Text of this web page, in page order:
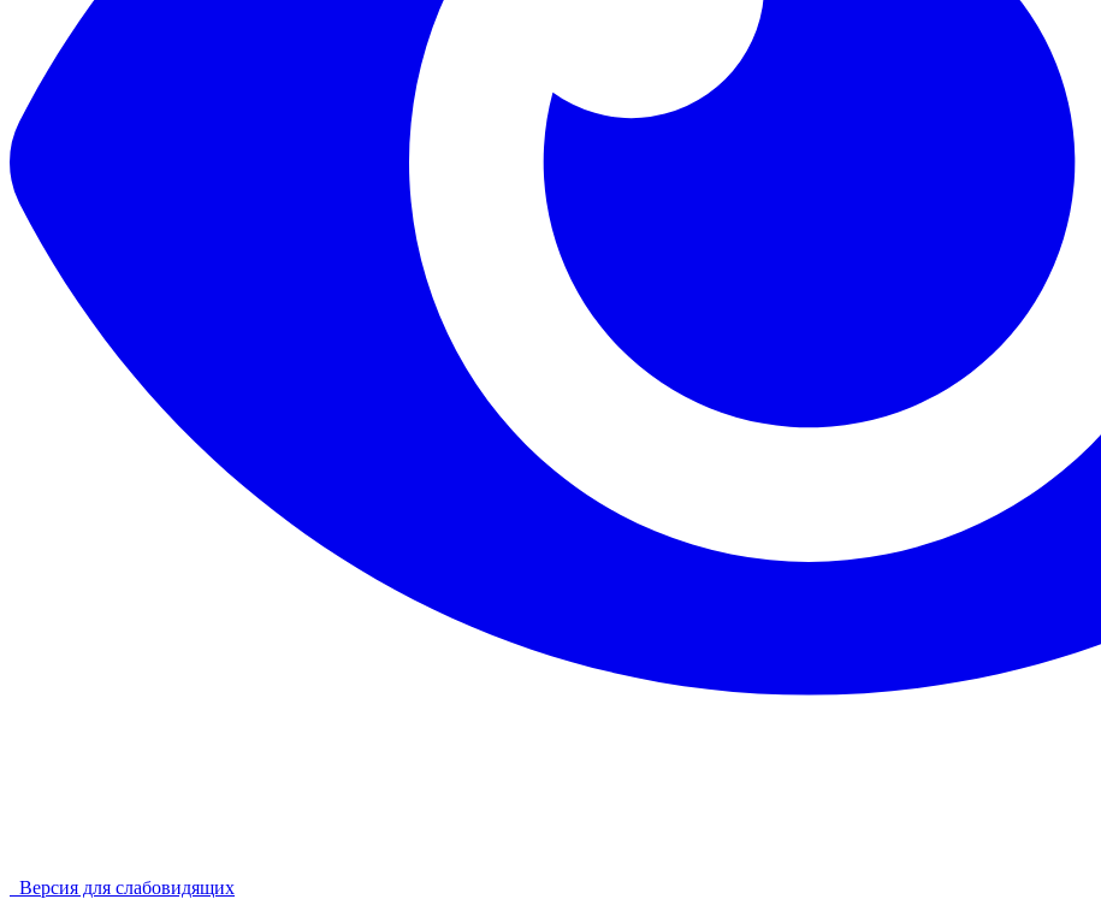
Версия для слабовидящих